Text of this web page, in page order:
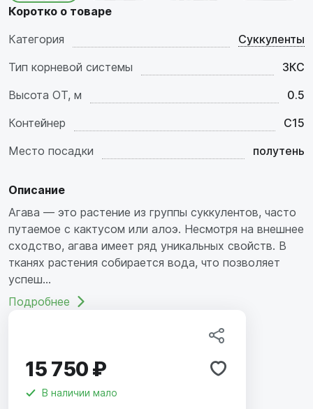
Коротко о товаре
Категория
Суккуленты
Тип корневой системы
ЗКС
Высота ОТ, м
0.5
Контейнер
C15
Место посадки
полутень
Описание
Агава — это растение из группы суккулентов, часто
путаемое с кактусом или алоэ. Несмотря на внешнее
сходство, агава имеет ряд уникальных свойств. В
тканях растения собирается вода, что позволяет
успеш...
Подробнее
15 750 ₽
В наличии мало